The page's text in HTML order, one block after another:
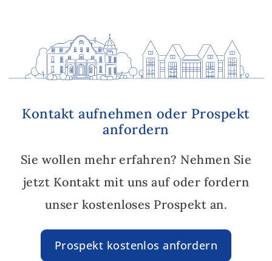
Kontakt aufnehmen oder Prospekt
anfordern
Sie wollen mehr erfahren? Nehmen Sie
jetzt Kontakt mit uns auf oder fordern
unser kostenloses Prospekt an.
Prospekt kostenlos anfordern